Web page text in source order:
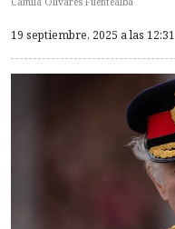
19 septiembre, 2025 a las 12:31